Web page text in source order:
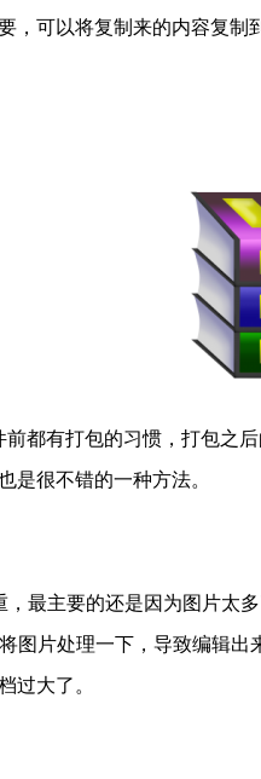
，可以将复制来的内容复
都有打包的习惯，打包之
是很不错的一种方法。
，最主要的还是因为图片太
图片处理一下，导致编辑
过大了。